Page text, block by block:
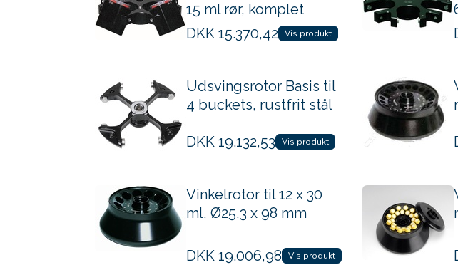
15 ml rør, komplet
DKK 15.370,42 Vis produkt
Udsvingsrotor Basis til
4 buckets, rustfrit stål
DKK 19.132,53 Vis produkt
Vinkelrotor til 12 x 30
ml, Ø25,3 x 98 mm
DKK 19.006,98 Vis produkt